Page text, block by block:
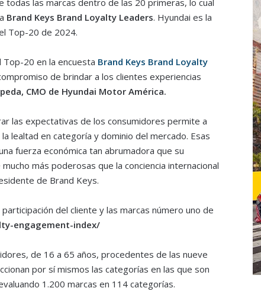
Brand Keys Brand LoyaltyLeaders. Hyundai es la
Top-20 de 2024.
20 en la encuesta Brand Keys Brand Loyalty
de brindar a los clientes experiencias
CMO de Hyundai Motor América.
las expectativas de los consumidores permite a
lealtad en categoría y dominio del mercado. Esas
fuerza económica tan abrumadora que su
más poderosas que la conciencia internacional
de Brand Keys.
del cliente y las marcas número uno de
engagement-index/
de 16 a 65 años, procedentes de las nueve
por sí mismos las categorías en las que son
1.200 marcas en 114 categorías.